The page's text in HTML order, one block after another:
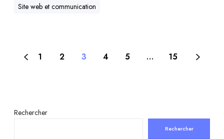
Site web et communication
1 2 3 4 5 … 15
Rechercher
Rechercher